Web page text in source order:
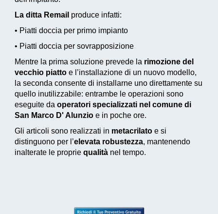
La ditta Remail produce infatti:
• Piatti doccia per primo impianto
• Piatti doccia per sovrapposizione
Mentre la prima soluzione prevede la rimozione del
vecchio piatto e l’installazione di un nuovo modello,
la seconda consente di installarne uno direttamente su
quello inutilizzabile: entrambe le operazioni sono
eseguite da operatori specializzati nel comune di
San Marco D' Alunzio e in poche ore.
Gli articoli sono realizzati in metacrilato e si
distinguono per l’elevata robustezza, mantenendo
inalterate le proprie qualità nel tempo.